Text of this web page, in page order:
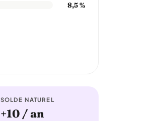
8,5 %
SOLDE NATUREL
+10 / an